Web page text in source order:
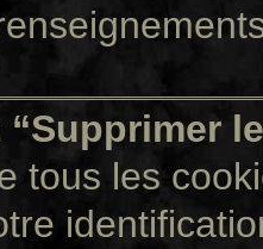
“Supprimer
tous les